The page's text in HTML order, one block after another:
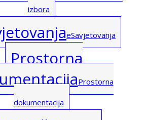
izbora
eSavjetovanja
Prostorna
Prostorna
dokumentacija